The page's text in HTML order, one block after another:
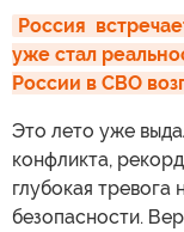
Россия
уже стал
России в СВО
Это лето уже
конфликта,
глубокая тревога
безопасности.